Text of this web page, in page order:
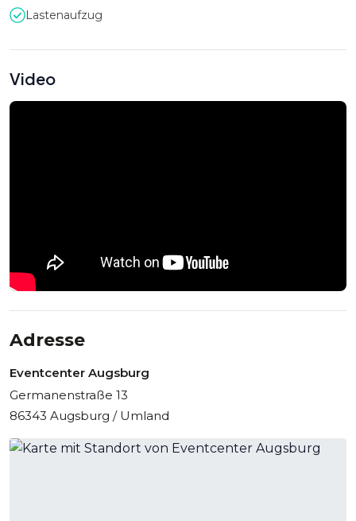
Lastenaufzug
Video
Adresse
Eventcenter Augsburg
Germanenstraße 13
86343 Augsburg / Umland